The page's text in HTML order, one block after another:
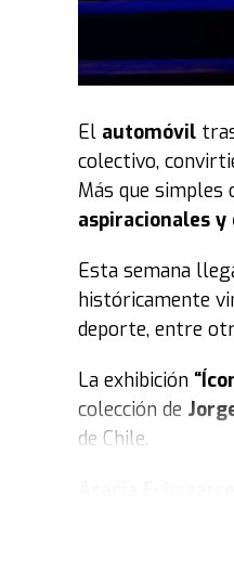
El automóvil
colectivo,
Más que
aspiracionales
Esta semana
históricamente
deporte, entre
La exhibición
colección de
de Chile.
trata la
.
la gente vestía